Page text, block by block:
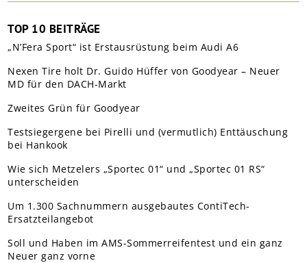
TOP 10 BEITRÄGE
„N’Fera Sport“ ist Erstausrüstung beim Audi A6
Nexen Tire holt Dr. Guido Hüffer von Goodyear – Neuer
MD für den DACH-Markt
Zweites Grün für Goodyear
Testsiegergene bei Pirelli und (vermutlich) Enttäuschung
bei Hankook
Wie sich Metzelers „Sportec 01“ und „Sportec 01 RS“
unterscheiden
Um 1.300 Sachnummern ausgebautes ContiTech-
Ersatzteilangebot
Soll und Haben im AMS-Sommerreifentest und ein ganz
Neuer ganz vorne